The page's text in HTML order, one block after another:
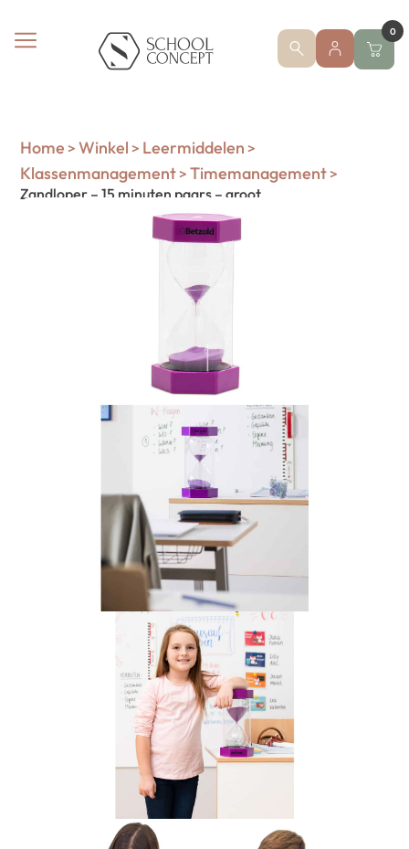
0
Home > Winkel > Leermiddelen >
Klassenmanagement> Timemanagement>
Zandloper – 15 minuten paars – groot